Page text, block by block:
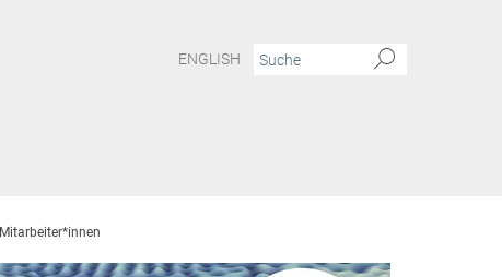
ENGLISH
Mitarbeiter*innen